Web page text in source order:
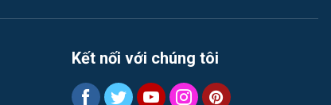
Việc làm Phù Liễn
Việc làm Nam Đồ Sơn
Kết nối với chúng tôi